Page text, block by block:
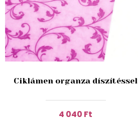
Ciklámen organza díszítéssel
4 040 Ft